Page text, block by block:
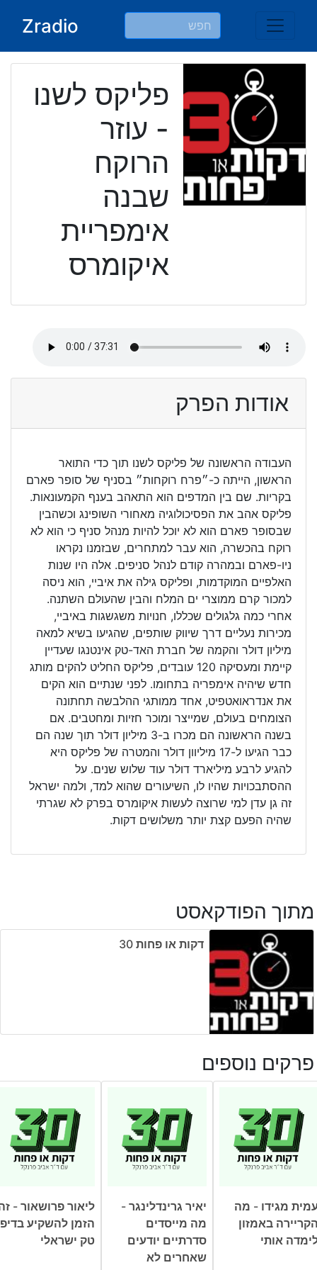
Zradio
פליקס לשנו
- עוזר
הרוקח
שבנה
אימפריית
איקומרס
אודות הפרק
העבודה הראשונה של פליקס לשנו תוך כדי התואר
הראשון, הייתה כ-״פרח רוקחות״ בסניף של סופר פארם
בקריות. שם בין המדפים הוא התאהב בענף הקמעונאות.
פליקס אהב את הפסיכולוגיה מאחורי השופינג וכשהבין
שבסופר פארם הוא לא יוכל להיות מנהל סניף כי הוא לא
רוקח בהכשרה, הוא עבר למתחרים, שבזמנו נקראו
ניו-פארם ובמהרה קודם לנהל סניפים. אלה היו שנות
האלפיים המוקדמות, ופליקס גילה את איביי, הוא ניסה
למכור קרם ממוצרי ים המלח והבין שהעולם השתנה.
אחרי כמה גלגולים שכללו, חנויות משגשגות באיביי,
מכירות נעליים דרך שיווק שותפים, שהגיעו בשיא למאה
מיליון דולר והקמה של חברת האד-טק אינטנגו שעדיין
קיימת ומעסיקה 120 עובדים, פליקס החליט להקים מותג
חדש שיהיה אימפריה בתחומו. לפני שנתיים הוא הקים
את אנדראואטפיט, אחד ממותגי ההלבשה תחתונה
הצומחים בעולם, שמייצר ומוכר חזיות ומחטבים. אם
בשנה הראשונה הם מכרו ב-3 מיליון דולר תוך שנה הם
כבר הגיעו ל-17 מיליוון דולר והמטרה של פליקס היא
להגיע לרבע מיליארד דולר עוד שלוש שנים. על
ההסתבכויות שהיו לו, השיעורים שהוא למד, ולמה ישראל
זה גן עדן למי שרוצה לעשות איקומרס בפרק לא שגרתי
שהיה הפעם קצת יותר משלושים דקות.
מתוך הפודקאסט
דקות או פחות ‎30
פרקים נוספים
מגידו - מה
באמזון
אותי
יאיר גרינדלינגר -
מה מייסדים
סדרתיים יודעים
שאחרים לא
ליאור פרושאור -
הזמן להשקיע בדיפ
טק ישראלי